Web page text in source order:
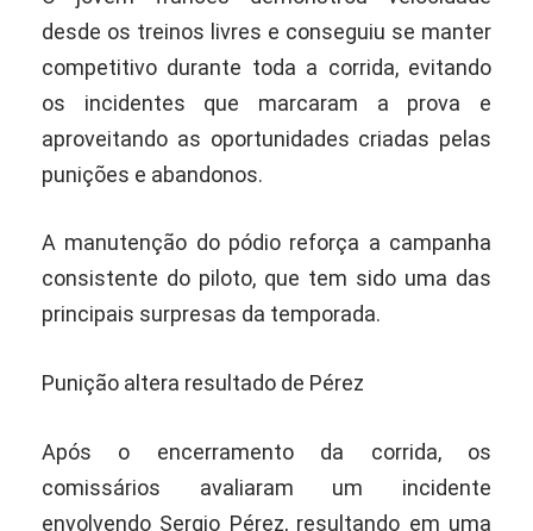
desde os treinos livres e conseguiu se manter
competitivo durante toda a corrida, evitando
os incidentes que marcaram a prova e
aproveitando as oportunidades criadas pelas
punições e abandonos.
A manutenção do pódio reforça a campanha
consistente do piloto, que tem sido uma das
principais surpresas da temporada.
Punição altera resultado de Pérez
Após o encerramento da corrida, os
comissários avaliaram um incidente
envolvendo Sergio Pérez, resultando em uma